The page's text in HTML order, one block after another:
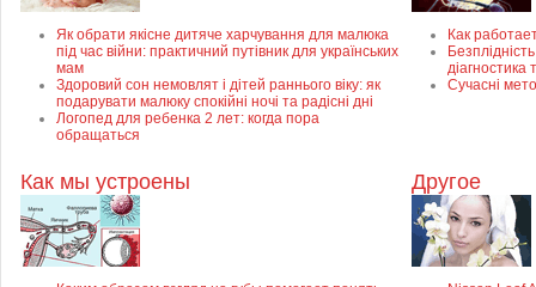
Як обрати якісне дитяче харчування для малюка
під час війни: практичний путівник для українських
мам
Здоровий сон немовлят і дітей раннього віку: як
подарувати малюку спокійні ночі та радісні дні
Логопед для ребенка 2 лет: когда пора
обращаться
Как
діагностика
Сучасні
Как мы устроены Другое